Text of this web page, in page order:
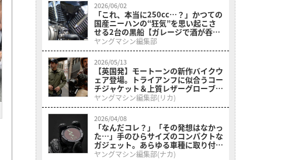
2026/06/02
「これ、本当に250cc…？」かつての
国産ニーハンの“狂気”を思い起こさ
せる2台の黒船【ガレージで酒が呑め
る75万円のVツイン】
ヤングマシン編集部
2026/05/13
【英国発】モートーンの新作バイクウ
ェア登場。トライアンフに似合うコー
チジャケット＆上質レザーグローブや
キャップまで解説
ヤングマシン編集部(リカ)
2026/04/08
「なんだコレ？」「その発想はなかっ
た…」手のひらサイズのコンパクトな
ガジェット。あらゆる車種に取り付け
可能なシンプルなモデルを紹介。
ヤングマシン編集部(ナカ)